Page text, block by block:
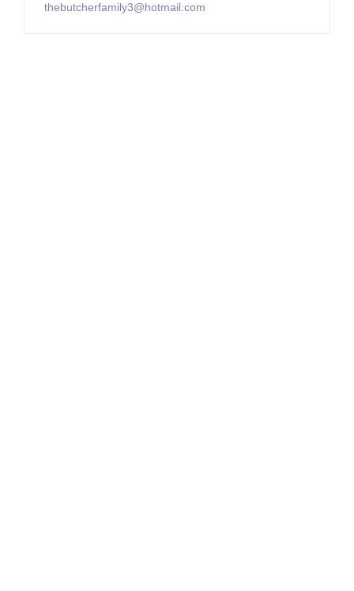
thebutcherfamily3@hotmail.com